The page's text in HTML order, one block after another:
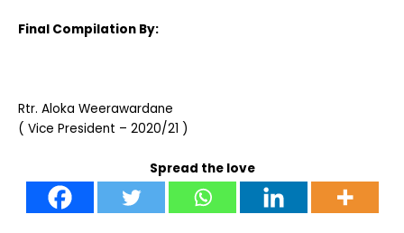
Final Compilation By:
Rtr. Aloka Weerawardane
( Vice President – 2020/21 )
Spread the love